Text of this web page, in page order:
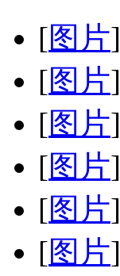
[图片]
[图片]
[图片]
[图片]
[图片]
[图片]